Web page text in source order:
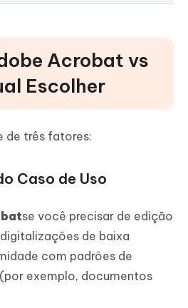
Acrobat vs
Escolher
de três fatores:
Caso de Uso
se você precisar de edição
de baixa
com padrões de
exemplo, documentos